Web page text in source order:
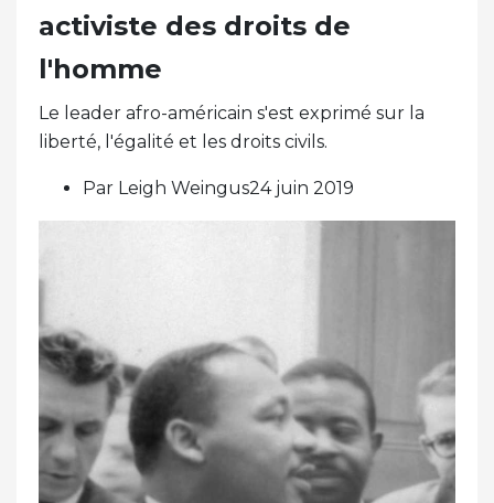
activiste des droits de
l'homme
Le leader afro-américain s'est exprimé sur la
liberté, l'égalité et les droits civils.
Par Leigh Weingus24 juin 2019